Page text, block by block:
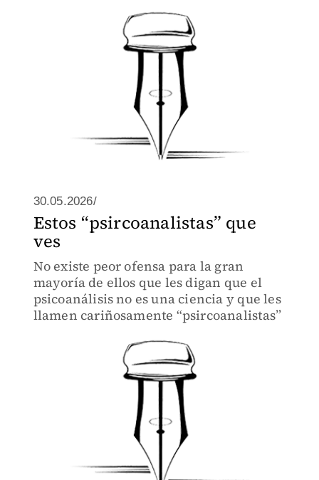
30.05.2026/
Estos “psircoanalistas” que
ves
No existe peor ofensa para la gran
mayoría de ellos que les digan que el
psicoanálisis no es una ciencia y que les
llamen cariñosamente “psircoanalistas”